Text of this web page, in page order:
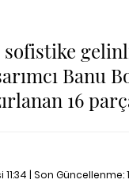
Banu
16
11:34 | Son Güncellenme: